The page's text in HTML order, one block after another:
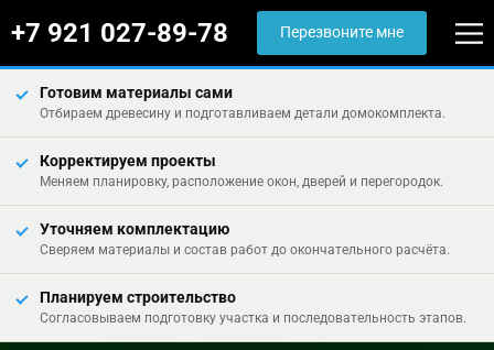
+7 921 027-89-78 Перезвоните мне
Готовим материалы сами
Отбираем древесину и подготавливаем детали домокомплекта.
Корректируем проекты
Меняем планировку, расположение окон, дверей и перегородок.
Уточняем комплектацию
Сверяем материалы и состав работ до окончательного расчёта.
Планируем строительство
Согласовываем подготовку участка и последовательность этапов.